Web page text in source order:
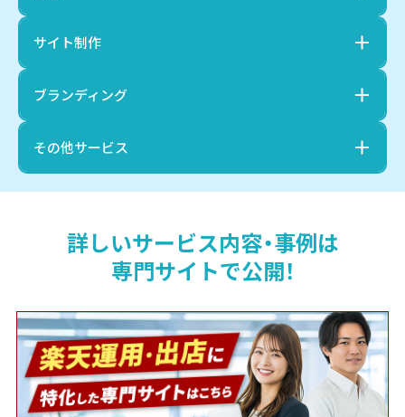
サイト制作
ブランディング
その他サービス
詳しいサービス内容・事例は
専門サイトで公開！